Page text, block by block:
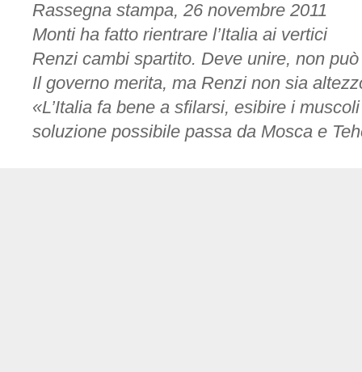
Rassegna stampa, 26 novembre 2011
Monti ha fatto rientrare l’Italia ai vertici
Renzi cambi spartito. Deve unire, non
Il governo merita, ma Renzi non sia
«L’Italia fa bene a sfilarsi, esibire i
soluzione possibile passa da Mosca e